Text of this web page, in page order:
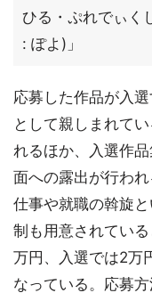
ひる・ぷれでぃく
: ぽよ)」
応募した作品が入
として親しまれて
れるほか、入選作
面への露出が行われ
仕事や就職の斡旋
制も用意されてい
万円、入選では2万
なっている。応募方